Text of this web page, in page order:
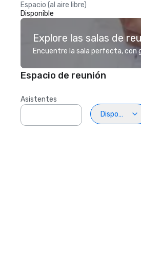
Espacio (al aire libre)
Disponible
Explore las salas de
Encuentre la sala perfecta, con
Espacio de reunión
Asistentes
Disposiciön